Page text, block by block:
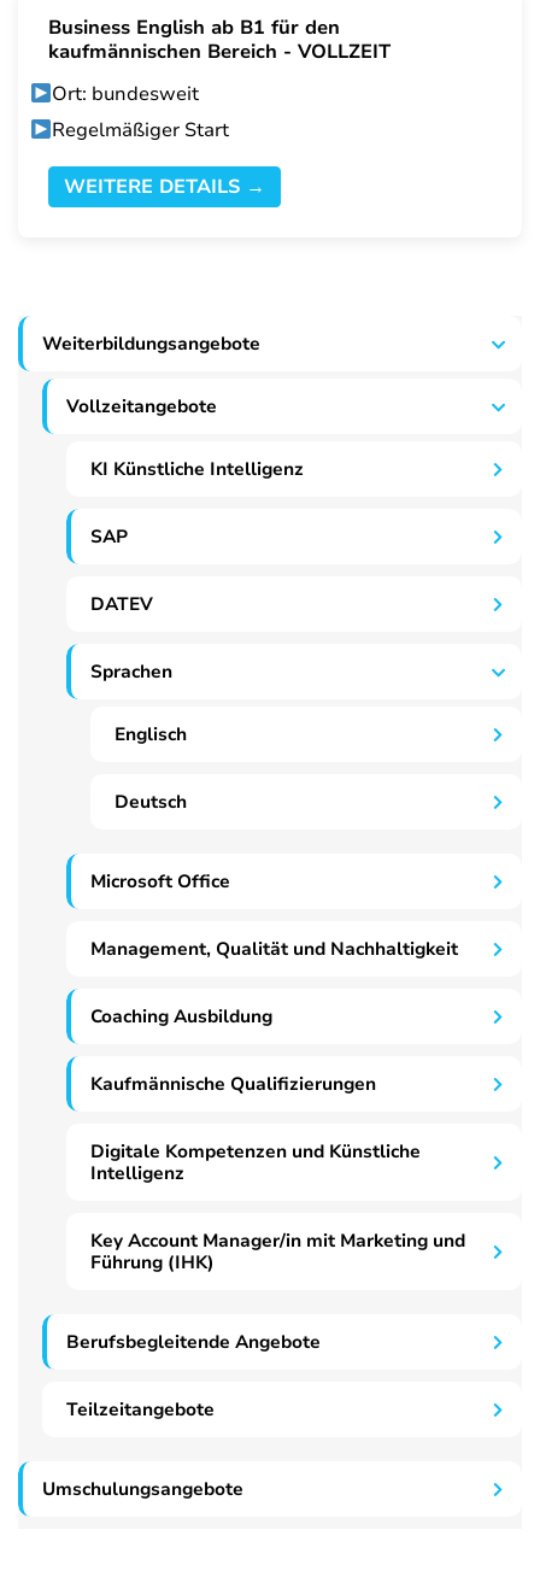
Business English ab B1 für den
kaufmännischen Bereich - VOLLZEIT
Ort: bundesweit
Regelmäßiger Start
WEITERE DETAILS →
Weiterbildungsangebote
Vollzeitangebote
KI Künstliche Intelligenz
SAP
DATEV
Sprachen
Englisch
Deutsch
Microsoft Office
Management, Qualität und Nachhaltigkeit
Coaching Ausbildung
Kaufmännische Qualifizierungen
Digitale Kompetenzen und Künstliche
Intelligenz
Key Account Manager/in mit Marketing und
Führung (IHK)
Berufsbegleitende Angebote
Teilzeitangebote
Umschulungsangebote